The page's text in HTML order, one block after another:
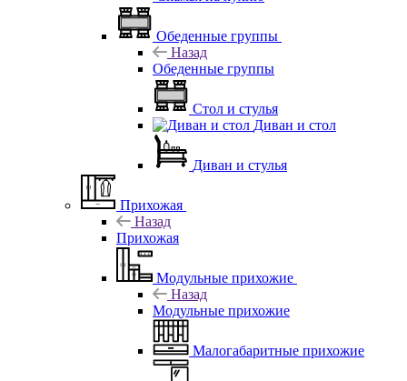
Обеденные группы
Назад
Обеденные группы
Стол и стулья
Диван и стол
Диван и стулья
Прихожая
Назад
Прихожая
Модульные прихожие
Назад
Модульные прихожие
Малогабаритные прихожие